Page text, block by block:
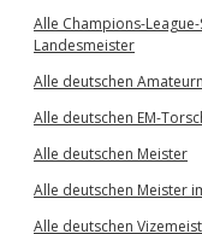
Alle Champions-
Landesmeister
Alle deutschen
Alle deutschen EM-
Alle deutschen Meister
Alle deutschen Meister
Alle deutschen